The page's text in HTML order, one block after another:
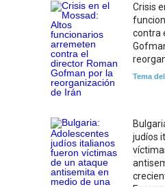
Crisis
contra
Tema
judíos